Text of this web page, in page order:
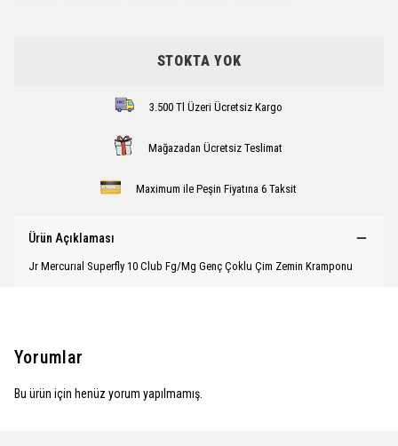
STOKTA YOK
3.500 Tl Üzeri Ücretsiz Kargo
Mağazadan Ücretsiz Teslimat
Maximum ile Peşin Fiyatına 6 Taksit
Ürün Açıklaması
Jr Mercurıal Superfly 10 Club Fg/Mg Genç Çoklu Çim Zemin Kramponu
Yorumlar
Bu ürün için henüz yorum yapılmamış.